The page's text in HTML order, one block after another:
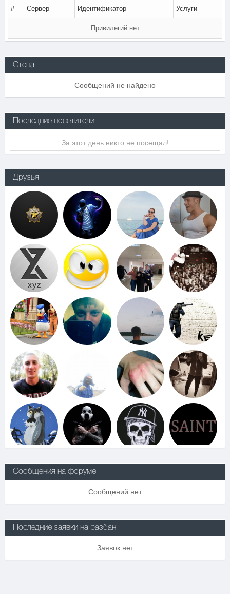
# Сервер Идентификатор Услуги
Привилегий нет
Стена
Сообщений не найдено
Последние посетители
За этот день никто не посещал!
Друзья
Сообщения на форуме
Сообщений нет
Последние заявки на разбан
Заявок нет